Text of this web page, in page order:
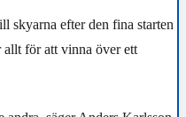
skyarna efter den fina starten
allt för att vinna över ett